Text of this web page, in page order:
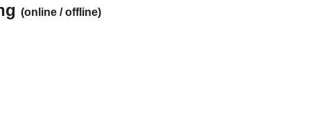
(online / offline)